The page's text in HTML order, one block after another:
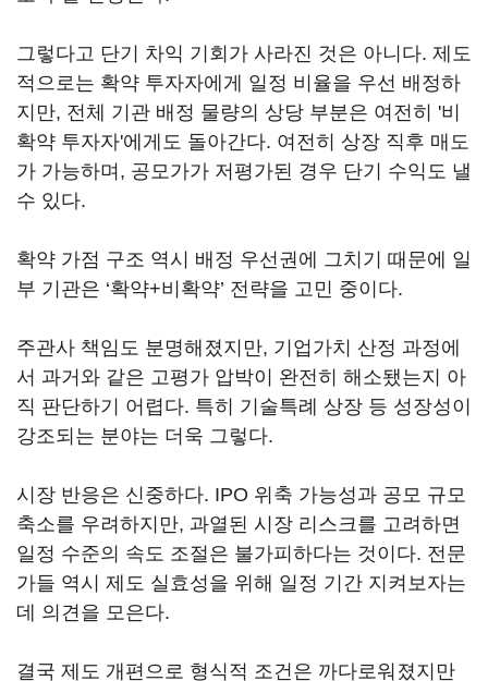
그렇다고 단기 차익 기회가 사라진 것은 아니다. 제도
적으로는 확약 투자자에게 일정 비율을 우선 배정하
지만, 전체 기관 배정 물량의 상당 부분은 여전히 '비
확약 투자자'에게도 돌아간다. 여전히 상장 직후 매도
가 가능하며, 공모가가 저평가된 경우 단기 수익도 낼
수 있다.
확약 가점 구조 역시 배정 우선권에 그치기 때문에 일
부 기관은 ‘확약+비확약’ 전략을 고민 중이다.
주관사 책임도 분명해졌지만, 기업가치 산정 과정에
서 과거와 같은 고평가 압박이 완전히 해소됐는지 아
직 판단하기 어렵다. 특히 기술특례 상장 등 성장성이
강조되는 분야는 더욱 그렇다.
시장 반응은 신중하다. IPO 위축 가능성과 공모 규모
축소를 우려하지만, 과열된 시장 리스크를 고려하면
일정 수준의 속도 조절은 불가피하다는 것이다. 전문
가들 역시 제도 실효성을 위해 일정 기간 지켜보자는
데 의견을 모은다.
결국 제도 개편으로 형식적 조건은 까다로워졌지만